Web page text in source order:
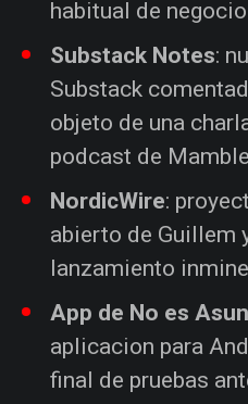
habitual de
Substack Notes:
Substack
objeto de una
podcast de
NordicWire:
abierto de Guillem
lanzamiento
App de No es
aplicacion para
final de pruebas